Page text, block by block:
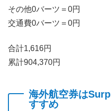
その他0バーツ＝0円
交通費0バーツ＝0円
合計1,616円
累計904,370円
海外航空券は
すすめ